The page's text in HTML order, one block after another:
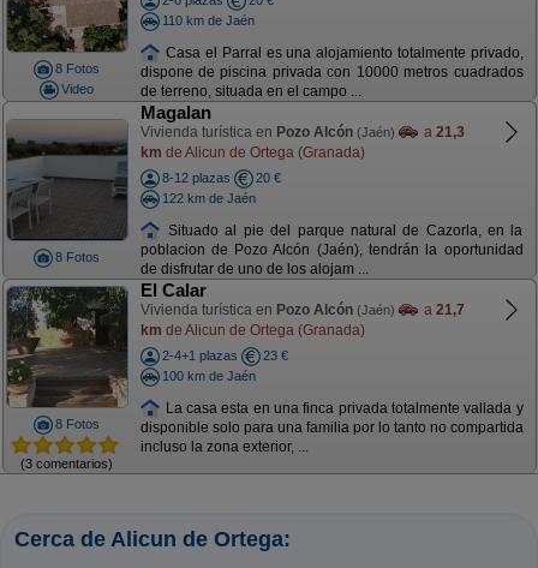
8 Fotos
Video
110 km de Jaén
Casa el Parral es una alojamiento totalmente privado,
dispone de piscina privada con 10000 metros cuadrados
de terreno, situada en el campo ...
8 Fotos
Magalan
Vivienda turística en Pozo Alcón (Jaén) a 21,3
km de Alicun de Ortega (Granada)
8-12 plazas
20 €
122 km de Jaén
Situado al pie del parque natural de Cazorla, en la
poblacion de Pozo Alcón (Jaén), tendrán la oportunidad
de disfrutar de uno de los alojam ...
8 Fotos
(3 comentarios)
El Calar
Vivienda turística en Pozo Alcón (Jaén) a 21,7
km de Alicun de Ortega (Granada)
2-4+1 plazas
23 €
100 km de Jaén
La casa esta en una finca privada totalmente vallada y
disponible solo para una familia por lo tanto no compartida
incluso la zona exterior, ...
Cerca de Alicun de Ortega: